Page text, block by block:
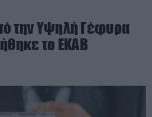
την Υψηλή Γέφυρα
το ΕΚΑΒ